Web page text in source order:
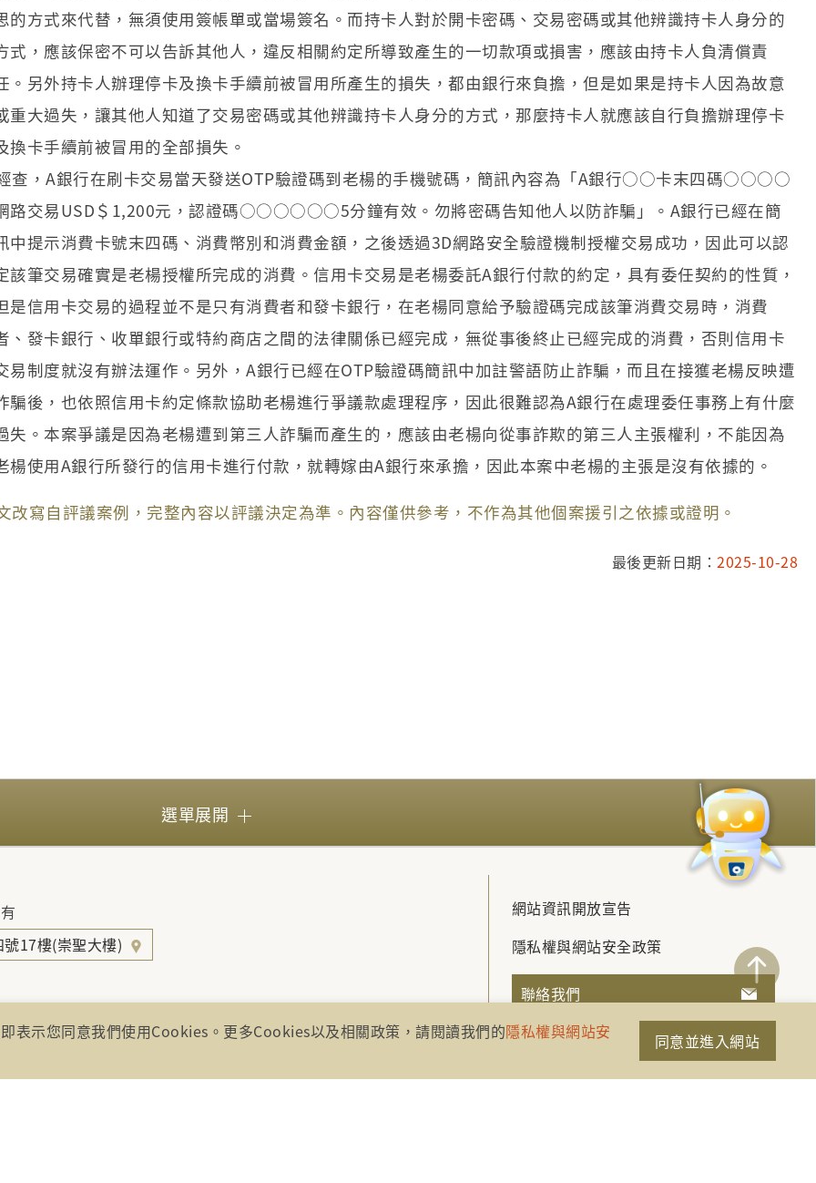
的方式來代替，無須使用簽帳單或當場簽名。而持卡人對於開卡密碼、交易密碼或其他辨識持卡人身分的
式，應該保密不可以告訴其他人，違反相關約定所導致產生的一切款項或損害，應該由持卡人負清償責
。另外持卡人辦理停卡及換卡手續前被冒用所產生的損失，都由銀行來負擔，但是如果是持卡人因為故意
重大過失，讓其他人知道了交易密碼或其他辨識持卡人身分的方式，那麼持卡人就應該自行負擔辦理停卡
換卡手續前被冒用的全部損失。
查，A銀行在刷卡交易當天發送OTP驗證碼到老楊的手機號碼，簡訊內容為「A銀行○○卡末四碼○○○○
路交易USD＄1,200元，認證碼○○○○○○5分鐘有效。勿將密碼告知他人以防詐騙」。A銀行已經在簡
中提示消費卡號末四碼、消費幣別和消費金額，之後透過3D網路安全驗證機制授權交易成功，因此可以認
該筆交易確實是老楊授權所完成的消費。信用卡交易是老楊委託A銀行付款的約定，具有委任契約的性質，
是信用卡交易的過程並不是只有消費者和發卡銀行，在老楊同意給予驗證碼完成該筆消費交易時，消費
、發卡銀行、收單銀行或特約商店之間的法律關係已經完成，無從事後終止已經完成的消費，否則信用卡
易制度就沒有辦法運作。另外，A銀行已經在OTP驗證碼簡訊中加註警語防止詐騙，而且在接獲老楊反映遭
騙後，也依照信用卡約定條款協助老楊進行爭議款處理程序，因此很難認為A銀行在處理委任事務上有什麼
失。本案爭議是因為老楊遭到第三人詐騙而產生的，應該由老楊向從事詐欺的第三人主張權利，不能因為
楊使用A銀行所發行的信用卡進行付款，就轉嫁由A銀行來承擔，因此本案中老楊的主張是沒有依據的。
寫自評議案例，完整內容以評議決定為準。內容僅供參考，不作為其他個案援引之依據或證明。
最後更新日期： 2025-10-28
選單展開
17樓(崇聖大樓)
、0800-869899
網站資訊開放宣告
隱私權與網站安全政策
聯絡我們
表示您同意我們使用Cookies。更多Cookies以及相關政策，請閱讀我們的隱私權與網站安 同意並進入網站